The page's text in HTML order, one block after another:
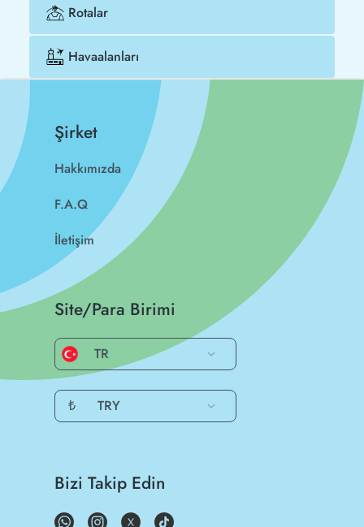
Rotalar
Havaalanları
Şirket
Hakkımızda
F.A.Q
İletişim
Site/Para Birimi
TR
₺ TRY
Bizi Takip Edin